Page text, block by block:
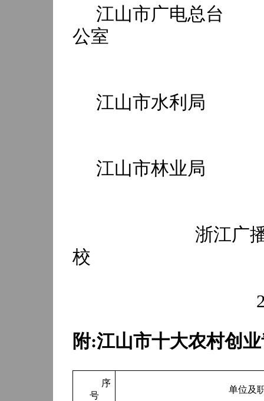
江山市广电总台
公室
江山市水利局
江山市林业局
浙江广
校
附:江山市十大农村创
序
号
单位及